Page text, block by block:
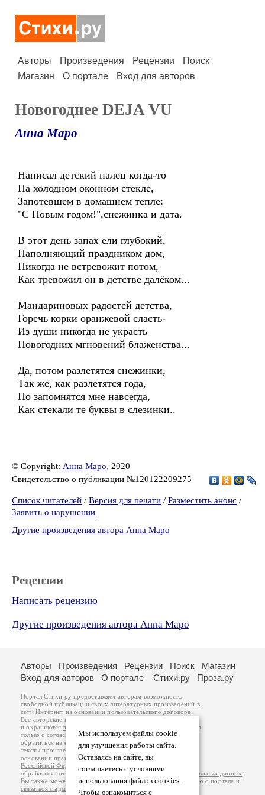
Авторы Произведения Рецензии
Поиск
Магазин
О портале Вход для авторов
Новогоднее DEJA VU
Анна Маро
Написал детский палец когда-то
На холодном оконном стекле,
Запотевшем в домашнем тепле:
"С Новым годом!",снежинка и дата.
В этот день запах ели глубокий,
Наполняющий праздником дом,
Никогда не встревожит потом,
Как тревожил он в детстве далёком...
Мандариновых радостей детства,
Горечь корки оранжевой сласть-
Из души никогда не украсть
Новогодних мгновений блаженства...
Да, потом разлетятся снежинки,
Так же, как разлетятся года,
Но запомнятся мне навсегда,
Как стекали те буквы в слезинки..
© Copyright: Анна Маро, 2020
Свидетельство о публикации №120122209275
Список читателей / Версия для печати / Разместить анонс /
Заявить о нарушении
Другие произведения автора Анна Маро
Рецензии
Написать рецензию
Другие произведения автора Анна Маро
Мы используем файлы cookie
для улучшения работы сайта.
Оставаясь на сайте, вы
соглашаетесь с условиями
использования файлов cookies.
Чтобы ознакомиться с
Авторы Произведения Рецензии Поиск
Магазин
Вход для авторов
О портале Стихи.ру Проза.ру
Портал Стихи.ру предоставляет авторам возможность
свободной публикации своих литературных произведений в
сети Интернет на основаниипользовательского договора
Все авторские права на произведения принадлежат авторам
и охраняются законом
. Перепечатка произведений возможна
только с согласия его автора, к которому вы можете
обратиться на его авторской странице. Ответственность за
тексты произведений авторы несут самостоятельно на
основанииправил публикацииизаконодательства
Российской Федерации
обрабатываются на основанииПолитики обработки персональных данных
Вы также можете посмотреть более подробнуюинформацию о портале и
связаться с администрацией